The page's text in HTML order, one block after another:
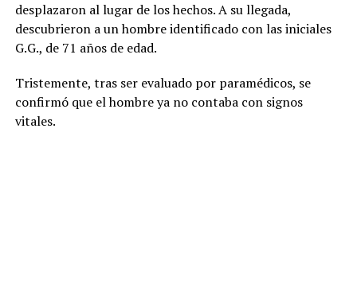
desplazaron al lugar de los hechos. A su llegada,
descubrieron a un hombre identificado con las iniciales
G.G., de 71 años de edad.
Tristemente, tras ser evaluado por paramédicos, se
confirmó que el hombre ya no contaba con signos
vitales.